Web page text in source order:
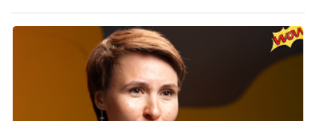
благодарности и публичного признания.